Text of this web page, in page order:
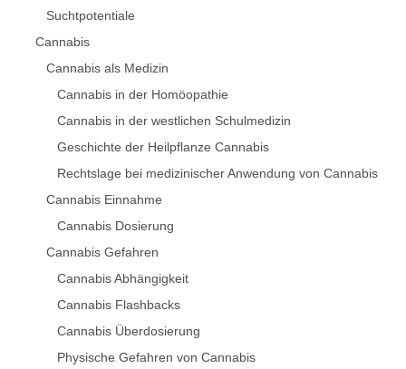
Suchtpotentiale
Cannabis
Cannabis als Medizin
Cannabis in der Homöopathie
Cannabis in der westlichen Schulmedizin
Geschichte der Heilpflanze Cannabis
Rechtslage bei medizinischer Anwendung von Cannabis
Cannabis Einnahme
Cannabis Dosierung
Cannabis Gefahren
Cannabis Abhängigkeit
Cannabis Flashbacks
Cannabis Überdosierung
Physische Gefahren von Cannabis